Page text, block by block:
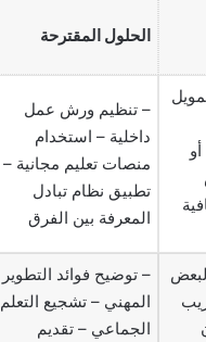
الحلول المقترحة
– تنظيم ورش عمل
داخلية – استخدام
منصات تعليم مجانية –
تطبيق نظام تبادل
المعرفة بين الفرق
– توضيح فوائد التطوير
المهني – تشجيع التعلم
الجماعي – تقديم